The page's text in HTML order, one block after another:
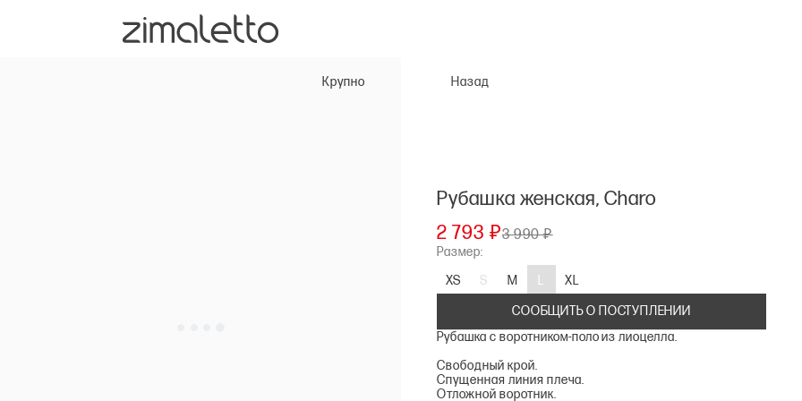
Крупно Назад
Рубашка женская, Charo
2 793 ₽3 990 ₽
Размер:
XS
S M L
XL
СООБЩИТЬ О ПОСТУПЛЕНИИ
Рубашка с воротником-поло из лиоцелла.
Свободный крой.
Спущенная линия плеча.
Отложной воротник.